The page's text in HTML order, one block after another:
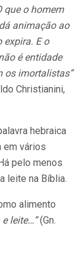
que o homem
dá animação ao
expira. E o
é entidade
os imortalistas”
Christianini,
hebraica
em vários
pelo menos
leite na Bíblia.
alimento
leite…”(Gn.